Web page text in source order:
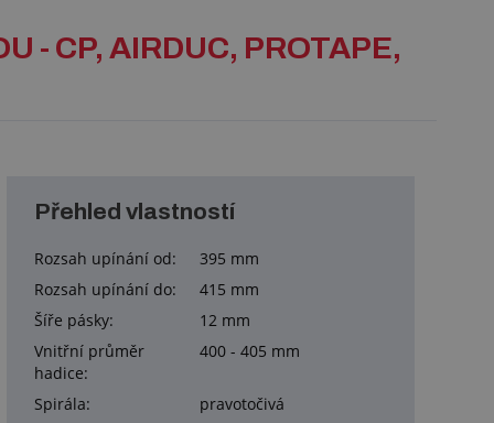
- CP, AIRDUC, PROTAPE,
Přehled vlastností
Rozsah upínání od:
395 mm
Rozsah upínání do:
415 mm
Šíře pásky:
12 mm
Vnitřní průměr
hadice:
400 - 405 mm
Spirála:
pravotočivá